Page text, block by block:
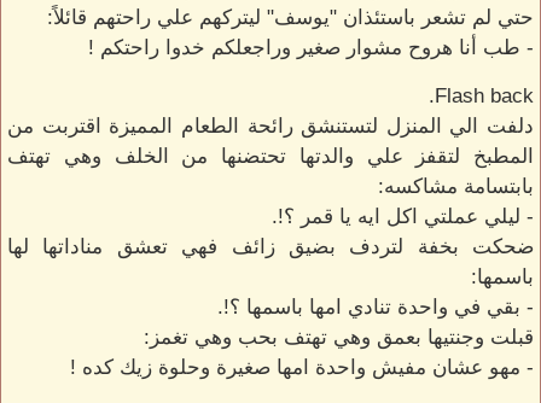
حتي لم تشعر باستئذان "يوسف" ليتركهم علي راحتهم قائلاً:
- طب أنا هروح مشوار صغير وراجعلكم خدوا راحتكم !
Flash back.
دلفت الي المنزل لتستنشق رائحة الطعام المميزة اقتربت من
المطبخ لتقفز علي والدتها تحتضنها من الخلف وهي تهتف
بابتسامة مشاكسه:
- ليلي عملتي اكل ايه يا قمر ؟!.
ضحكت بخفة لتردف بضيق زائف فهي تعشق مناداتها لها
باسمها:
- بقي في واحدة تنادي امها باسمها ؟!.
قبلت وجنتيها بعمق وهي تهتف بحب وهي تغمز:
- مهو عشان مفيش واحدة امها صغيرة وحلوة زيك كده !